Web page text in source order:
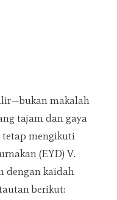
makalah
tajam dan gaya
tetap mengikuti
(EYD) V.
dengan kaidah
berikut: